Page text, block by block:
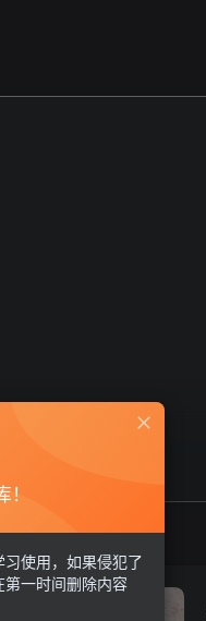
使用，如果侵犯了
一时间删除内容